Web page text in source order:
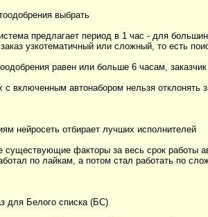
выбрать
предлагает период в 1 час - для
узкотематичный или сложный, то есть
равен или больше 6 часам,
с включенным автонабором нельзя отклонять
нейросеть отбирает лучших исполнителей
существующие факторы за весь срок работы
по лайкам, а потом стал работать по
для Белого списка (БС)